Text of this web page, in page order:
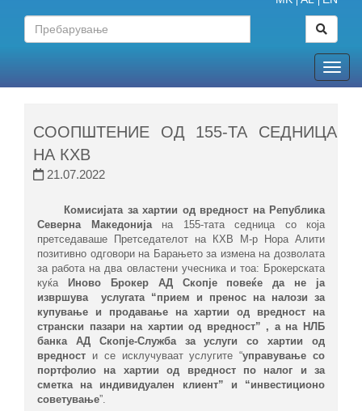
СООПШТЕНИЕ ОД 155-ТА СЕДНИЦА
НА КХВ
21.07.2022
Комисијата за хартии од вредност на Република
Северна Македонијана 155-тата седница со која
претседаваше Претседателот на КХВ М-р Нора Алити
позитивно одговори на Барањето за измена на дозволата
за работа на два овластени учесника и тоа: Брокерската
куќа
Иново Брокер АД Скопје
повеќе да не ja
извршува услугaта “прием и пренос на налози за
купување и продавање на хартии од вредност на
странски пазари на хартии од вредност” , а на НЛБ
банка АД Скопје-Служба за услуги со хартии од
вредност и се исклучуваат услугите “управување со
портфолио на хартии од вредност по налог и за
сметка на индивидуален клиент” и “инвестиционо
советување”.